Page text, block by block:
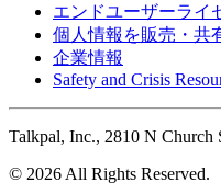
エンドユーザーライ
個人情報を販売・共
企業情報
Safety and Crisis
Talkpal, Inc., 2810 N Church
© 2026 All Rights Reserved.